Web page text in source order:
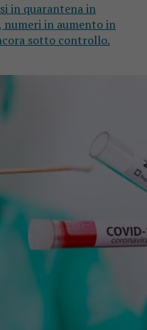
in quarantena in
numeri in aumento in
sotto controllo.